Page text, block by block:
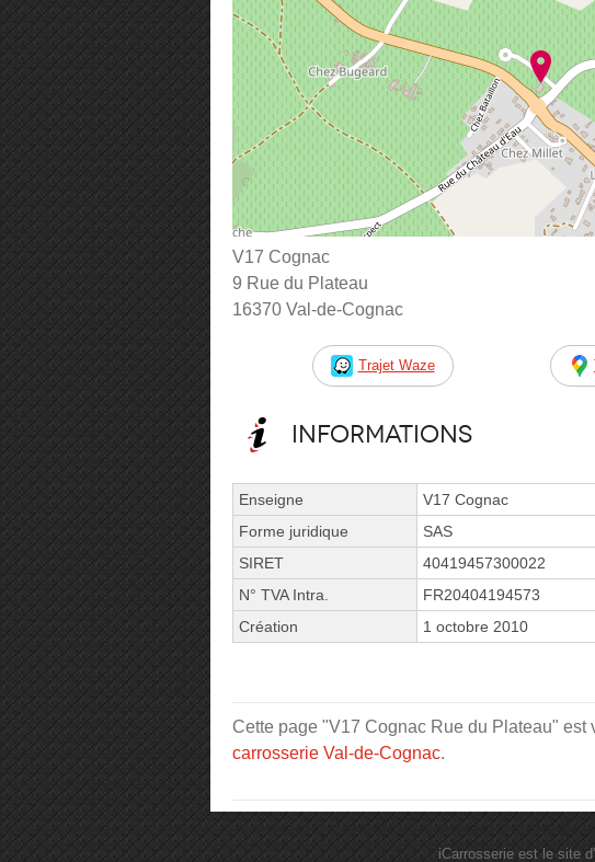
V17 Cognac
9 Rue du Plateau
16370 Val-de-Cognac
Trajet Waze
Informations
Enseigne
V17 Cognac
Forme juridique
SAS
SIRET
40419457300022
N° TVA Intra.
FR20404194573
Création
1 octobre 2010
Cette page "V17 Cognac Rue du Plateau" est
carrosserie Val-de-Cognac.
iCarrosserie est le site